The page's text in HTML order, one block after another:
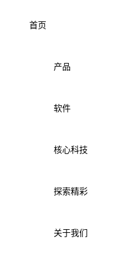
首页
产品
软件
核心科技
探索精彩
关于我们